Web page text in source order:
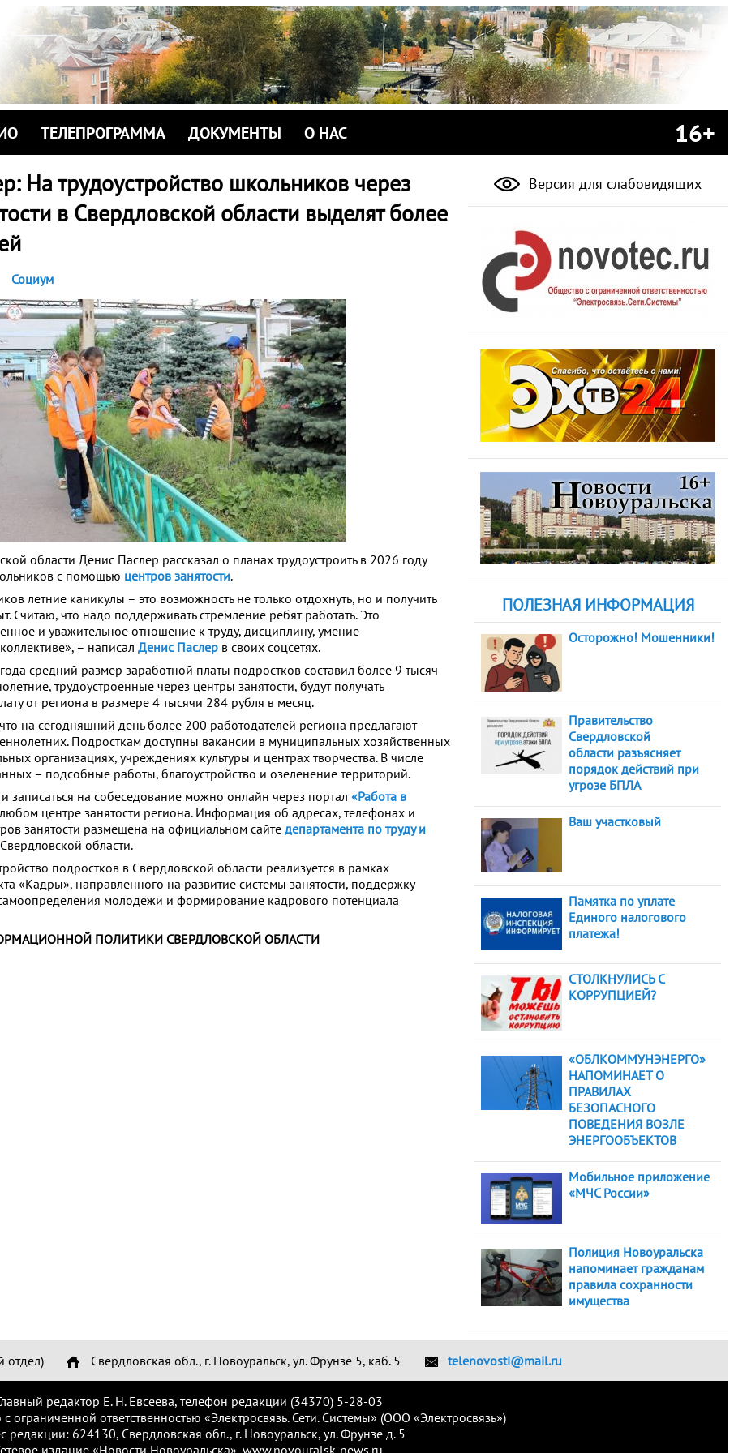
ТЕЛЕПРОГРАММА ДОКУМЕНТЫ О НАС 16+
На трудоустройство школьников через
в Свердловской области выделят более
Социум
области Денис Паслер рассказал о планах трудоустроить в 2026 году
с помощью центров занятости.
летние каникулы – это возможность не только отдохнуть, но и получить
Считаю, что надо поддерживать стремление ребят работать. Это
и уважительное отношение к труду, дисциплину, умение
– написал Денис Паслер в своих соцсетях.
средний размер заработной платы подростков составил более 9 тысяч
трудоустроенные через центры занятости, будут получать
от региона в размере 4 тысячи 284 рубля в месяц.
на сегодняшний день более 200 работодателей региона предлагают
Подросткам доступны вакансии в муниципальных хозяйственных
организациях, учреждениях культуры и центрах творчества. В числе
– подсобные работы, благоустройство и озеленение территорий.
записаться на собеседование можно онлайн через портал «Работа в
центре занятости региона. Информация об адресах, телефонах и
занятости размещена на официальном сайте департамента по труду и
Свердловской области.
подростков в Свердловской области реализуется в рамках
«Кадры», направленного на развитие системы занятости, поддержку
молодежи и формирование кадрового потенциала
ПОЛИТИКИ СВЕРДЛОВСКОЙ ОБЛАСТИ
Версия для слабовидящих
ПОЛЕЗНАЯ ИНФОРМАЦИЯ
Осторожно! Мошенники!
Правительство
Свердловской
области разъясняет
порядок действий при
угрозе БПЛА
Ваш участковый
Памятка по уплате
Единого налогового
платежа!
СТОЛКНУЛИСЬ С
КОРРУПЦИЕЙ?
«ОБЛКОММУНЭНЕРГО»
НАПОМИНАЕТ О
ПРАВИЛАХ
БЕЗОПАСНОГО
ПОВЕДЕНИЯ ВОЗЛЕ
ЭНЕРГООБЪЕКТОВ
Мобильное приложение
«МЧС России»
Полиция Новоуральска
напоминает гражданам
правила сохранности
имущества
отдел) Свердловская обл., г. Новоуральск, ул. Фрунзе 5, каб. 5 telenovosti@mail.ru
редактор Е. Н. Евсеева, телефон редакции (34370) 5-28-03
ограниченной ответственностью «Электросвязь. Сети. Системы» (ООО «Электросвязь»)
редакции: 624130, Свердловская обл., г. Новоуральск, ул. Фрунзе д. 5